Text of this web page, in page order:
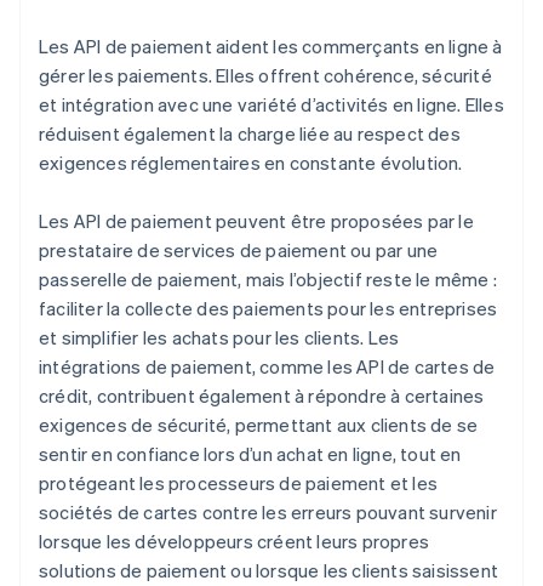
Les API de paiement aident les commerçants en ligne à
gérer les paiements. Elles offrent cohérence, sécurité
et intégration avec une variété d’activités en ligne. Elles
réduisent également la charge liée au respect des
exigences réglementaires en constante évolution.
Les API de paiement peuvent être proposées par le
prestataire de services de paiement ou par une
passerelle de paiement, mais l’objectif reste le même :
faciliter la collecte des paiements pour les entreprises
et simplifier les achats pour les clients. Les
intégrations de paiement, comme les API de cartes de
crédit, contribuent également à répondre à certaines
exigences de sécurité, permettant aux clients de se
sentir en confiance lors d’un achat en ligne, tout en
protégeant les processeurs de paiement et les
sociétés de cartes contre les erreurs pouvant survenir
lorsque les développeurs créent leurs propres
solutions de paiement ou lorsque les clients saisissent